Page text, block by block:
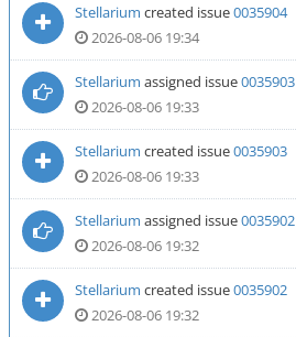
Stellarium created issue0035904
2026-08-06 19:34
Stellarium assigned issue0035903
2026-08-06 19:33
Stellarium created issue0035903
2026-08-06 19:33
Stellarium assigned issue0035902
2026-08-06 19:32
Stellarium created issue0035902
2026-08-06 19:32